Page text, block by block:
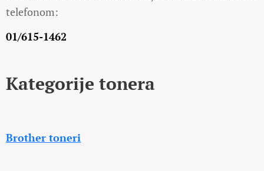
telefonom:
01/615-1462
Kategorije tonera
Brother toneri